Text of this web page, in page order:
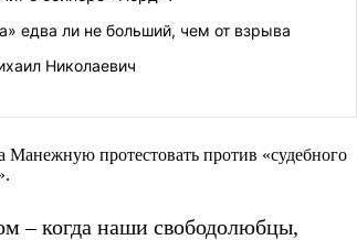
едва ли не больший, чем от взрыва
Николаевич
Манежную протестовать против «судебного
– когда наши свободолюбцы,